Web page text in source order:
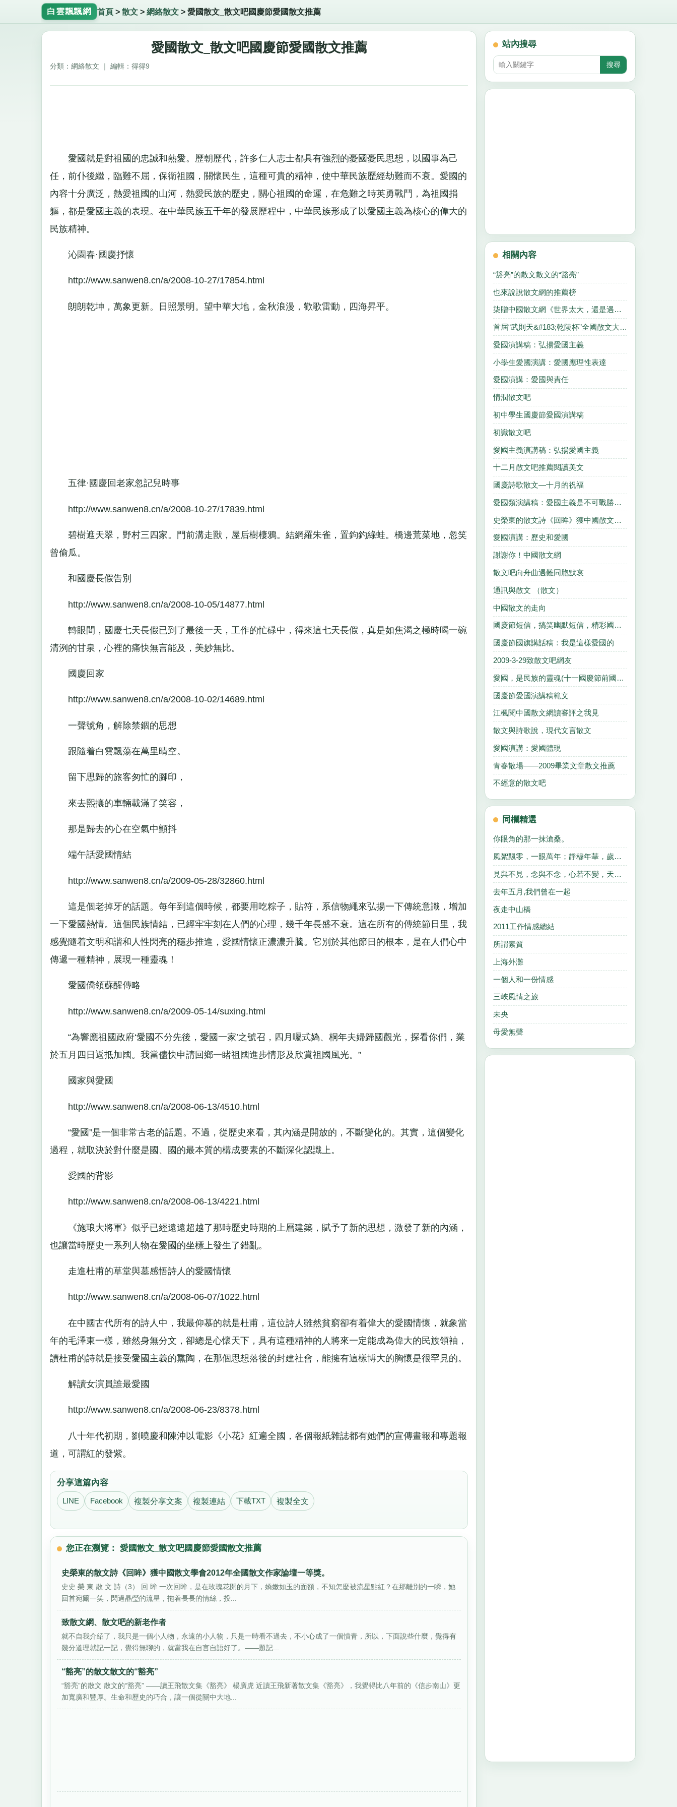
白雲飄飄網 首頁> 散文> 網絡散文> 愛國散文_散文吧國慶節愛國散文推薦
愛國散文_散文吧國慶節愛國散文推薦
分類：網絡散文 ｜ 編輯：得得9
愛國就是對祖國的忠誠和熱愛。歷朝歷代，許多仁人志士都具有強烈的憂國憂民思想，以國事為己
任，前仆後繼，臨難不屈，保衛祖國，關懷民生，這種可貴的精神，使中華民族歷經劫難而不衰。愛國的
內容十分廣泛，熱愛祖國的山河，熱愛民族的歷史，關心祖國的命運，在危難之時英勇戰鬥，為祖國捐
軀，都是愛國主義的表現。在中華民族五千年的發展歷程中，中華民族形成了以愛國主義為核心的偉大的
民族精神。
沁園春·國慶抒懷
http://www.sanwen8.cn/a/2008-10-27/17854.html
朗朗乾坤，萬象更新。日照景明。望中華大地，金秋浪漫，歡歌雷動，四海昇平。
五律·國慶回老家忽記兒時事
http://www.sanwen8.cn/a/2008-10-27/17839.html
碧樹遮天翠，野村三四家。門前溝走獸，屋后樹棲鴉。結網羅朱雀，置鉤釣綠蛙。橋邊荒菜地，忽笑
曾偷瓜。
和國慶長假告別
http://www.sanwen8.cn/a/2008-10-05/14877.html
轉眼間，國慶七天長假已到了最後一天，工作的忙碌中，得來這七天長假，真是如焦渴之極時喝一碗
清洌的甘泉，心裡的痛快無言能及，美妙無比。
國慶回家
http://www.sanwen8.cn/a/2008-10-02/14689.html
一聲號角，解除禁錮的思想
跟隨着白雲飄蕩在萬里晴空。
留下思歸的旅客匆忙的腳印，
來去熙攘的車輛載滿了笑容，
那是歸去的心在空氣中顫抖
端午話愛國情結
http://www.sanwen8.cn/a/2009-05-28/32860.html
這是個老掉牙的話題。每年到這個時候，都要用吃粽子，貼符，系信物繩來弘揚一下傳統意識，增加
一下愛國熱情。這個民族情結，已經牢牢刻在人們的心理，幾千年長盛不衰。這在所有的傳統節日里，我
感覺隨着文明和諧和人性閃亮的穩步推進，愛國情懷正濃濃升騰。它別於其他節日的根本，是在人們心中
傳遞一種精神，展現一種靈魂！
愛國僑領蘇醒傳略
http://www.sanwen8.cn/a/2009-05-14/suxing.html
“為響應祖國政府‘愛國不分先後，愛國一家’之號召，四月囑式媯、桐年夫婦歸國觀光，探看你們，業
於五月四日返抵加國。我當儘快申請回鄉一睹祖國進步情形及欣賞祖國風光。”
國家與愛國
http://www.sanwen8.cn/a/2008-06-13/4510.html
“愛國”是一個非常古老的話題。不過，從歷史來看，其內涵是開放的，不斷變化的。其實，這個變化
過程，就取決於對什麼是國、國的最本質的構成要素的不斷深化認識上。
愛國的背影
http://www.sanwen8.cn/a/2008-06-13/4221.html
《施琅大將軍》似乎已經遠遠超越了那時歷史時期的上層建築，賦予了新的思想，激發了新的內涵，
也讓當時歷史一系列人物在愛國的坐標上發生了錯亂。
走進杜甫的草堂與墓感悟詩人的愛國情懷
http://www.sanwen8.cn/a/2008-06-07/1022.html
在中國古代所有的詩人中，我最仰慕的就是杜甫，這位詩人雖然貧窮卻有着偉大的愛國情懷，就象當
年的毛澤東一樣，雖然身無分文，卻總是心懷天下，具有這種精神的人將來一定能成為偉大的民族領袖，
讀杜甫的詩就是接受愛國主義的熏陶，在那個思想落後的封建社會，能擁有這樣博大的胸懷是很罕見的。
解讀女演員誰最愛國
http://www.sanwen8.cn/a/2008-06-23/8378.html
八十年代初期，劉曉慶和陳沖以電影《小花》紅遍全國，各個報紙雜誌都有她們的宣傳畫報和專題報
道，可謂紅的發紫。
分享這篇內容
LINE Facebook 複製分享文案 複製連結 下載TXT 複製全文
您正在瀏覽： 愛國散文_散文吧國慶節愛國散文推薦
史榮東的散文詩《回眸》獲中國散文學會2012年全國散文作家論壇一等獎。
史史 榮 東 散 文 詩（3） 回 眸 一次回眸，是在玫瑰花開的月下，嬌嫩如玉的面額，不知怎麼被流星點紅？在那離別的一瞬，她
回首宛爾一笑，閃過晶瑩的流星，拖着長長的情絲，投...
致散文網、散文吧的新老作者
就不自我介紹了，我只是一個小人物，永遠的小人物，只是一時看不過去，不小心成了一個憤青，所以，下面說些什麼，覺得有
幾分道理就記一記，覺得無聊的，就當我在自言自語好了。——題記...
“豁亮”的散文散文的“豁亮”
“豁亮”的散文 散文的“豁亮” ——讀王飛散文集《豁亮》 楊廣虎 近讀王飛新著散文集《豁亮》，我覺得比八年前的《信步南山》更
加寬廣和豐厚。生命和歷史的巧合，讓一個從關中大地...
站內搜尋
相關內容
“豁亮”的散文散文的“豁亮”
也來說說散文網的推薦榜
柒贈中國散文網《世界太大，還是遇見你，世界太小，不願離開你》
首屆“武則天&#183;乾陵杯”全國散文大獎賽結果揭曉
愛國演講稿：弘揚愛國主義
小學生愛國演講：愛國應理性表達
愛國演講：愛國與責任
情潤散文吧
初中學生國慶節愛國演講稿
初識散文吧
愛國主義演講稿：弘揚愛國主義
十二月散文吧推薦閱讀美文
國慶詩歌散文—十月的祝福
愛國類演講稿：愛國主義是不可戰勝的力量
史榮東的散文詩《回眸》獲中國散文學會2012年全國散文作家論壇一等獎。
愛國演講：歷史和愛國
謝謝你！中國散文網
散文吧向舟曲遇難同胞默哀
通訊與散文 （散文）
中國散文的走向
國慶節短信，搞笑幽默短信，精彩國慶節短信匯總
國慶節國旗講話稿：我是這樣愛國的
2009-3-29致散文吧網友
愛國，是民族的靈魂(十一國慶節前國旗下的講話)
國慶節愛國演講稿範文
江楓閱中國散文網讀審評之我見
散文與詩歌說，現代文言散文
愛國演講：愛國體現
青春散場——2009畢業文章散文推薦
不經意的散文吧
同欄精選
你眼角的那一抹滄桑。
風絮飄零，一眼萬年；靜穆年華，歲月安好、、、、、、
見與不見，念與不念，心若不變，天地不變。
去年五月,我們曾在一起
夜走中山橋
2011工作情感總結
所謂素質
上海外灘
一個人和一份情感
三峽風情之旅
未央
母愛無聲